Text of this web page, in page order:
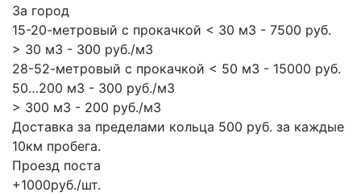
За город
15-20-метровый с прокачкой < 30 м3 - 7500 руб.
> 30 м3 - 300 руб./м3
28-52-метровый с прокачкой < 50 м3 - 15000 руб.
50…200 м3 - 300 руб./м3
> 300 м3 - 200 руб./м3
Доставка за пределами кольца 500 руб. за каждые
10км пробега.
Проезд поста
+1000руб./шт.